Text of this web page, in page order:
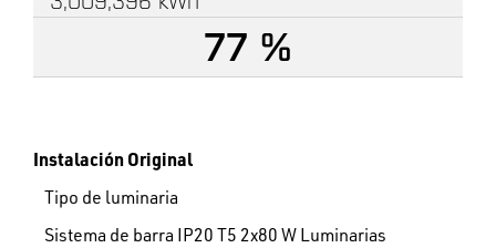
77 %
Instalación Original
Tipo de luminaria
Sistema de barra IP20 T5 2x80 W Luminarias